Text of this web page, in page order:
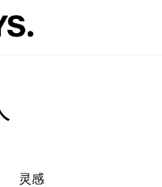
灵感